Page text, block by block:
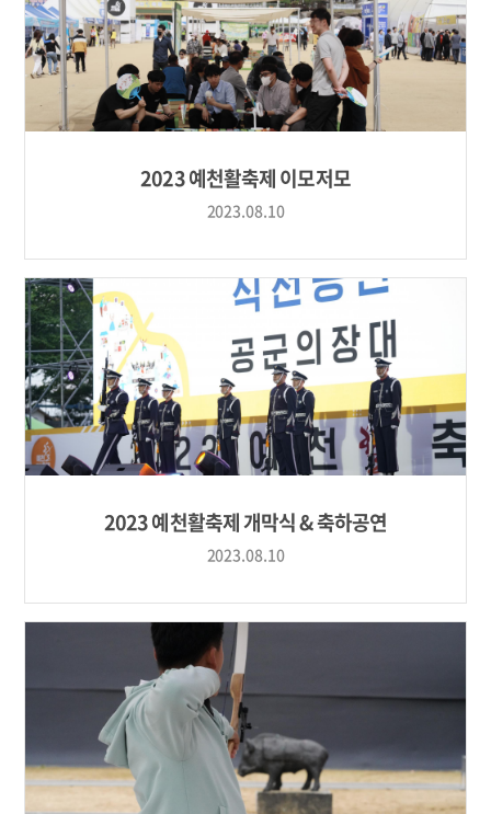
2023 예천활축제 이모저모
2023.08.10
2023 예천활축제 개막식 & 축하공연
2023.08.10